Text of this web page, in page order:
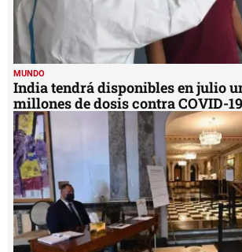
MUNDO
India tendrá disponibles en julio
millones de dosis contra COVID-19